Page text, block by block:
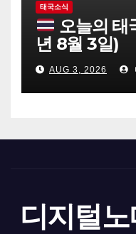
태국소식
오늘의 태
년 8월 3일)
AUG 3, 2026
디지털